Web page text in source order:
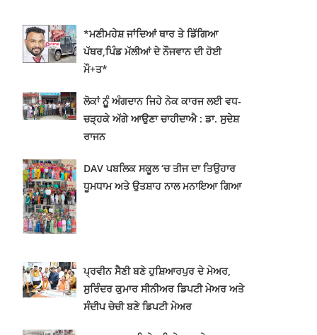
*ਮਣੀਮਹੇਸ਼ ਜਾਂਦਿਆਂ ਥਾਰ ਤੇ ਡਿੱਗਿਆ
ਪੱਥਰ,ਪਿੰਡ ਮੱਲੀਆਂ ਦੇ ਨੌਜਵਾਨ ਦੀ ਹੋਈ
ਮੌ+ਤ*
ਲੋਕਾਂ ਨੂੂੰ ਅੰਗਦਾਨ ਜਿਹੇ ਨੇਕ ਕਾਰਜ ਲਈ ਵਧ-
ਚੜ੍ਹਕੇ ਅੱਗੇ ਆਉਣਾ ਚਾਹੀਦਾਐ : ਡਾ. ਸੁਦੇਸ਼
ਰਾਜਨ
DAV ਪਬਲਿਕ ਸਕੂਲ ‘ਚ ਤੀਜ ਦਾ ਤਿਉਹਾਰ
ਧੂਮਧਾਮ ਅਤੇ ਉਤਸ਼ਾਹ ਨਾਲ ਮਨਾਇਆ ਗਿਆ
ਪ੍ਰਵੀਨ ਸੈਣੀ ਬਣੇ ਹੁਸ਼ਿਆਰਪੁਰ ਦੇ ਮੇਅਰ,
ਸੁਰਿੰਦਰ ਕੁਮਾਰ ਸੀਨੀਅਰ ਡਿਪਟੀ ਮੇਅਰ ਅਤੇ
ਸੰਦੀਪ ਚੇਚੀ ਬਣੇ ਡਿਪਟੀ ਮੇਅਰ